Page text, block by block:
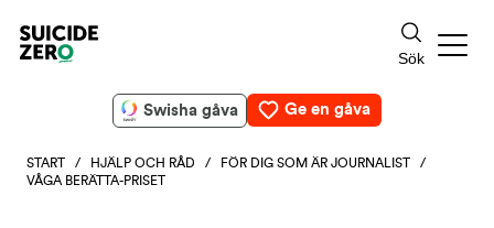
Swisha gåva Ge en gåva
START / HJÄLP OCH RÅD / FÖR DIG SOM ÄR JOURNALIST /
VÅGA BERÄTTA-PRISET